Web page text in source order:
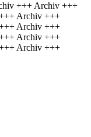
+++ Archiv +++
Archiv +++
Archiv +++
Archiv +++
Archiv +++